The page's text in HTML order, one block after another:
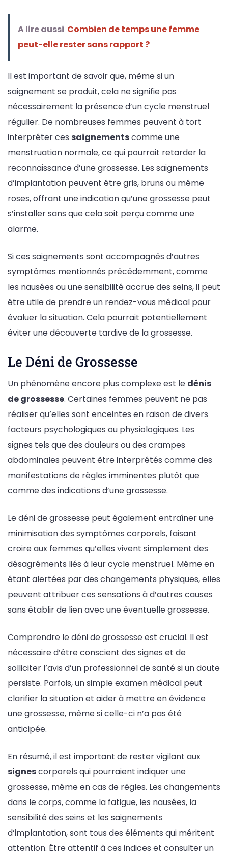
A lire aussi Combien de temps une femme
peut-elle rester sans rapport ?
Il est important de savoir que, même si un
saignement se produit, cela ne signifie pas
nécessairement la présence d’un cycle menstruel
régulier. De nombreuses femmes peuvent à tort
interpréter ces saignementscomme une
menstruation normale, ce qui pourrait retarder la
reconnaissance d’une grossesse. Les saignements
d’implantation peuvent être gris, bruns ou même
roses, offrant une indication qu’une grossesse peut
s’installer sans que cela soit perçu comme une
alarme.
Si ces saignements sont accompagnés d’autres
symptômes mentionnés précédemment, comme
les nausées ou une sensibilité accrue des seins, il peut
être utile de prendre un rendez-vous médical pour
évaluer la situation. Cela pourrait potentiellement
éviter une découverte tardive de la grossesse.
Le Déni de Grossesse
Un phénomène encore plus complexe est le dénis
de grossesse. Certaines femmes peuvent ne pas
réaliser qu’elles sont enceintes en raison de divers
facteurs psychologiques ou physiologiques. Les
signes tels que des douleurs ou des crampes
abdominales peuvent être interprétés comme des
manifestations de règles imminentes plutôt que
comme des indications d’une grossesse.
Le déni de grossesse peut également entraîner une
minimisation des symptômes corporels, faisant
croire aux femmes qu’elles vivent simplement des
désagréments liés à leur cycle menstruel. Même en
étant alertées par des changements physiques, elles
peuvent attribuer ces sensations à d’autres causes
sans établir de lien avec une éventuelle grossesse.
Comprendre le déni de grossesse est crucial. Il est
nécessaire d’être conscient des signes et de
solliciter l’avis d’un professionnel de santé si un doute
persiste. Parfois, un simple examen médical peut
clarifier la situation et aider à mettre en évidence
une grossesse, même si celle-ci n’a pas été
anticipée.
En résumé, il est important de rester vigilant aux
signescorporels qui pourraient indiquer une
grossesse, même en cas de règles. Les changements
dans le corps, comme la fatigue, les nausées, la
sensibilité des seins et les saignements
d’implantation, sont tous des éléments qui méritent
attention. Être attentif à ces indices et consulter un